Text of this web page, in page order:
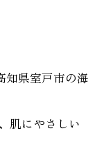
知県室戸市の海
肌にやさしい